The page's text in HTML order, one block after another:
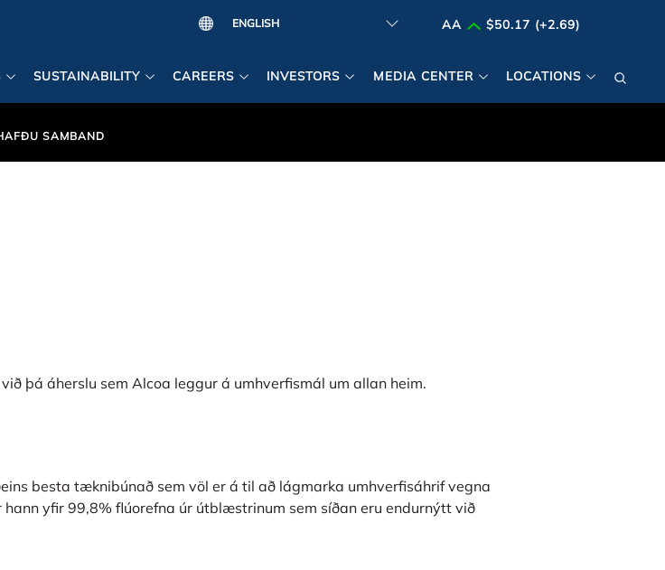
AA $50.17 (+2.69)
SUSTAINABILITY CAREERS INVESTORS MEDIA CENTER LOCATIONS
SAMBAND
þá áherslu sem Alcoa leggur á umhverfismál um allan heim.
besta tæknibúnað sem völ er á til að lágmarka umhverfisáhrif vegna
yfir 99,8% flúorefna úr útblæstrinum sem síðan eru endurnýtt við